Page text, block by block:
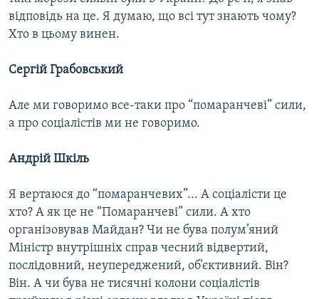
відповідь на це. Я думаю, що всі тут знають чому?
Хто в цьому винен.
Сергій Грабовський
Але ми говоримо все-таки про “помаранчеві” сили,
а про соціалістів ми не говоримо.
Андрій Шкіль
Я вертаюся до “помаранчевих”... А соціалісти це
хто? А як це не “Помаранчеві” сили. А хто
організовував Майдан? Чи не бува полум’яний
Міністр внутрішніх справ чесний відвертий,
послідовний, неупереджений, об’єктивний. Він?
Він. А чи бува не тисячні колони соціалістів